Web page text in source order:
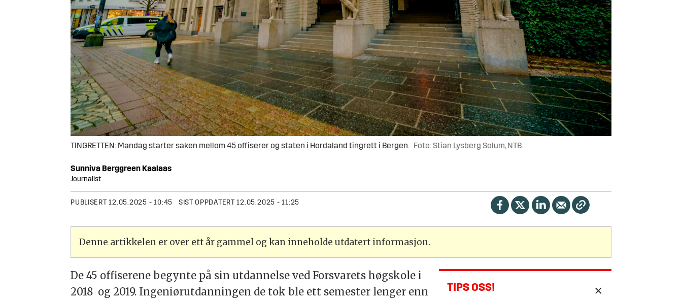
TINGRETTEN: Mandag starter saken mellom 45 offiserer og staten i Hordaland tingrett i Bergen. Foto: Stian Lysberg Solum, NTB.
Sunniva Berggreen Kaalaas
Journalist
PUBLISERT 12.05.2025 - 10:45 SIST OPPDATERT 12.05.2025 - 11:25
Denne artikkelen er over ett år gammel og kan inneholde utdatert informasjon.
TIPS OSS!
De 45 offiserene begynte på sin utdannelse ved Forsvarets høgskole i
2018 og 2019. Ingeniørutdanningen de tok ble ett semester lenger enn